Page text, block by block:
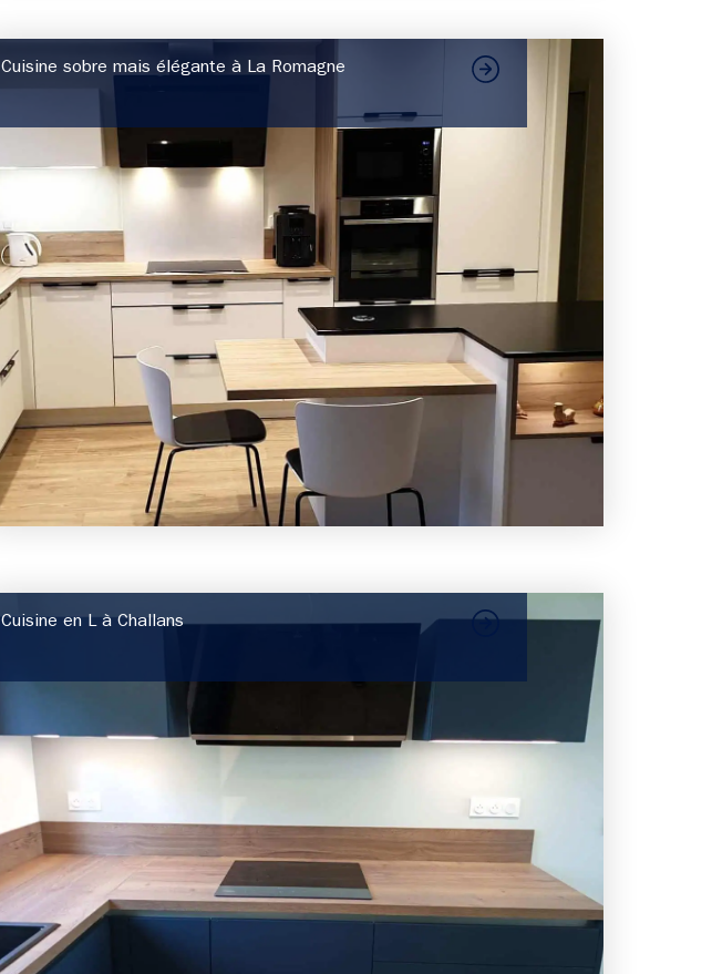
Cuisine sobre mais élégante à La Romagne
Cuisine en L à Challans